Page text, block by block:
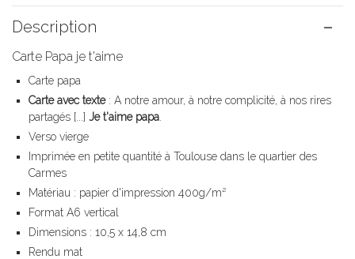
Description
Carte Papa je t'aime
Carte papa
Carte avec texte: A notre amour, à notre complicité, à nos rires
partagés [...] Je t'aime papa
Verso vierge
Imprimée en petite quantité à Toulouse dans le quartier des
Carmes
Matériau : papier d'impression 400g/m²
Format A6 vertical
Dimensions : 10,5 x 14,8 cm
Rendu mat